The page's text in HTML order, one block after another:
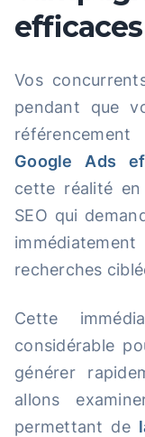
efficaces
Vos
pendant que
Google Ads
cette réalité
SEO qui
recherches
Cette
considérable
générer
allons
permettant de